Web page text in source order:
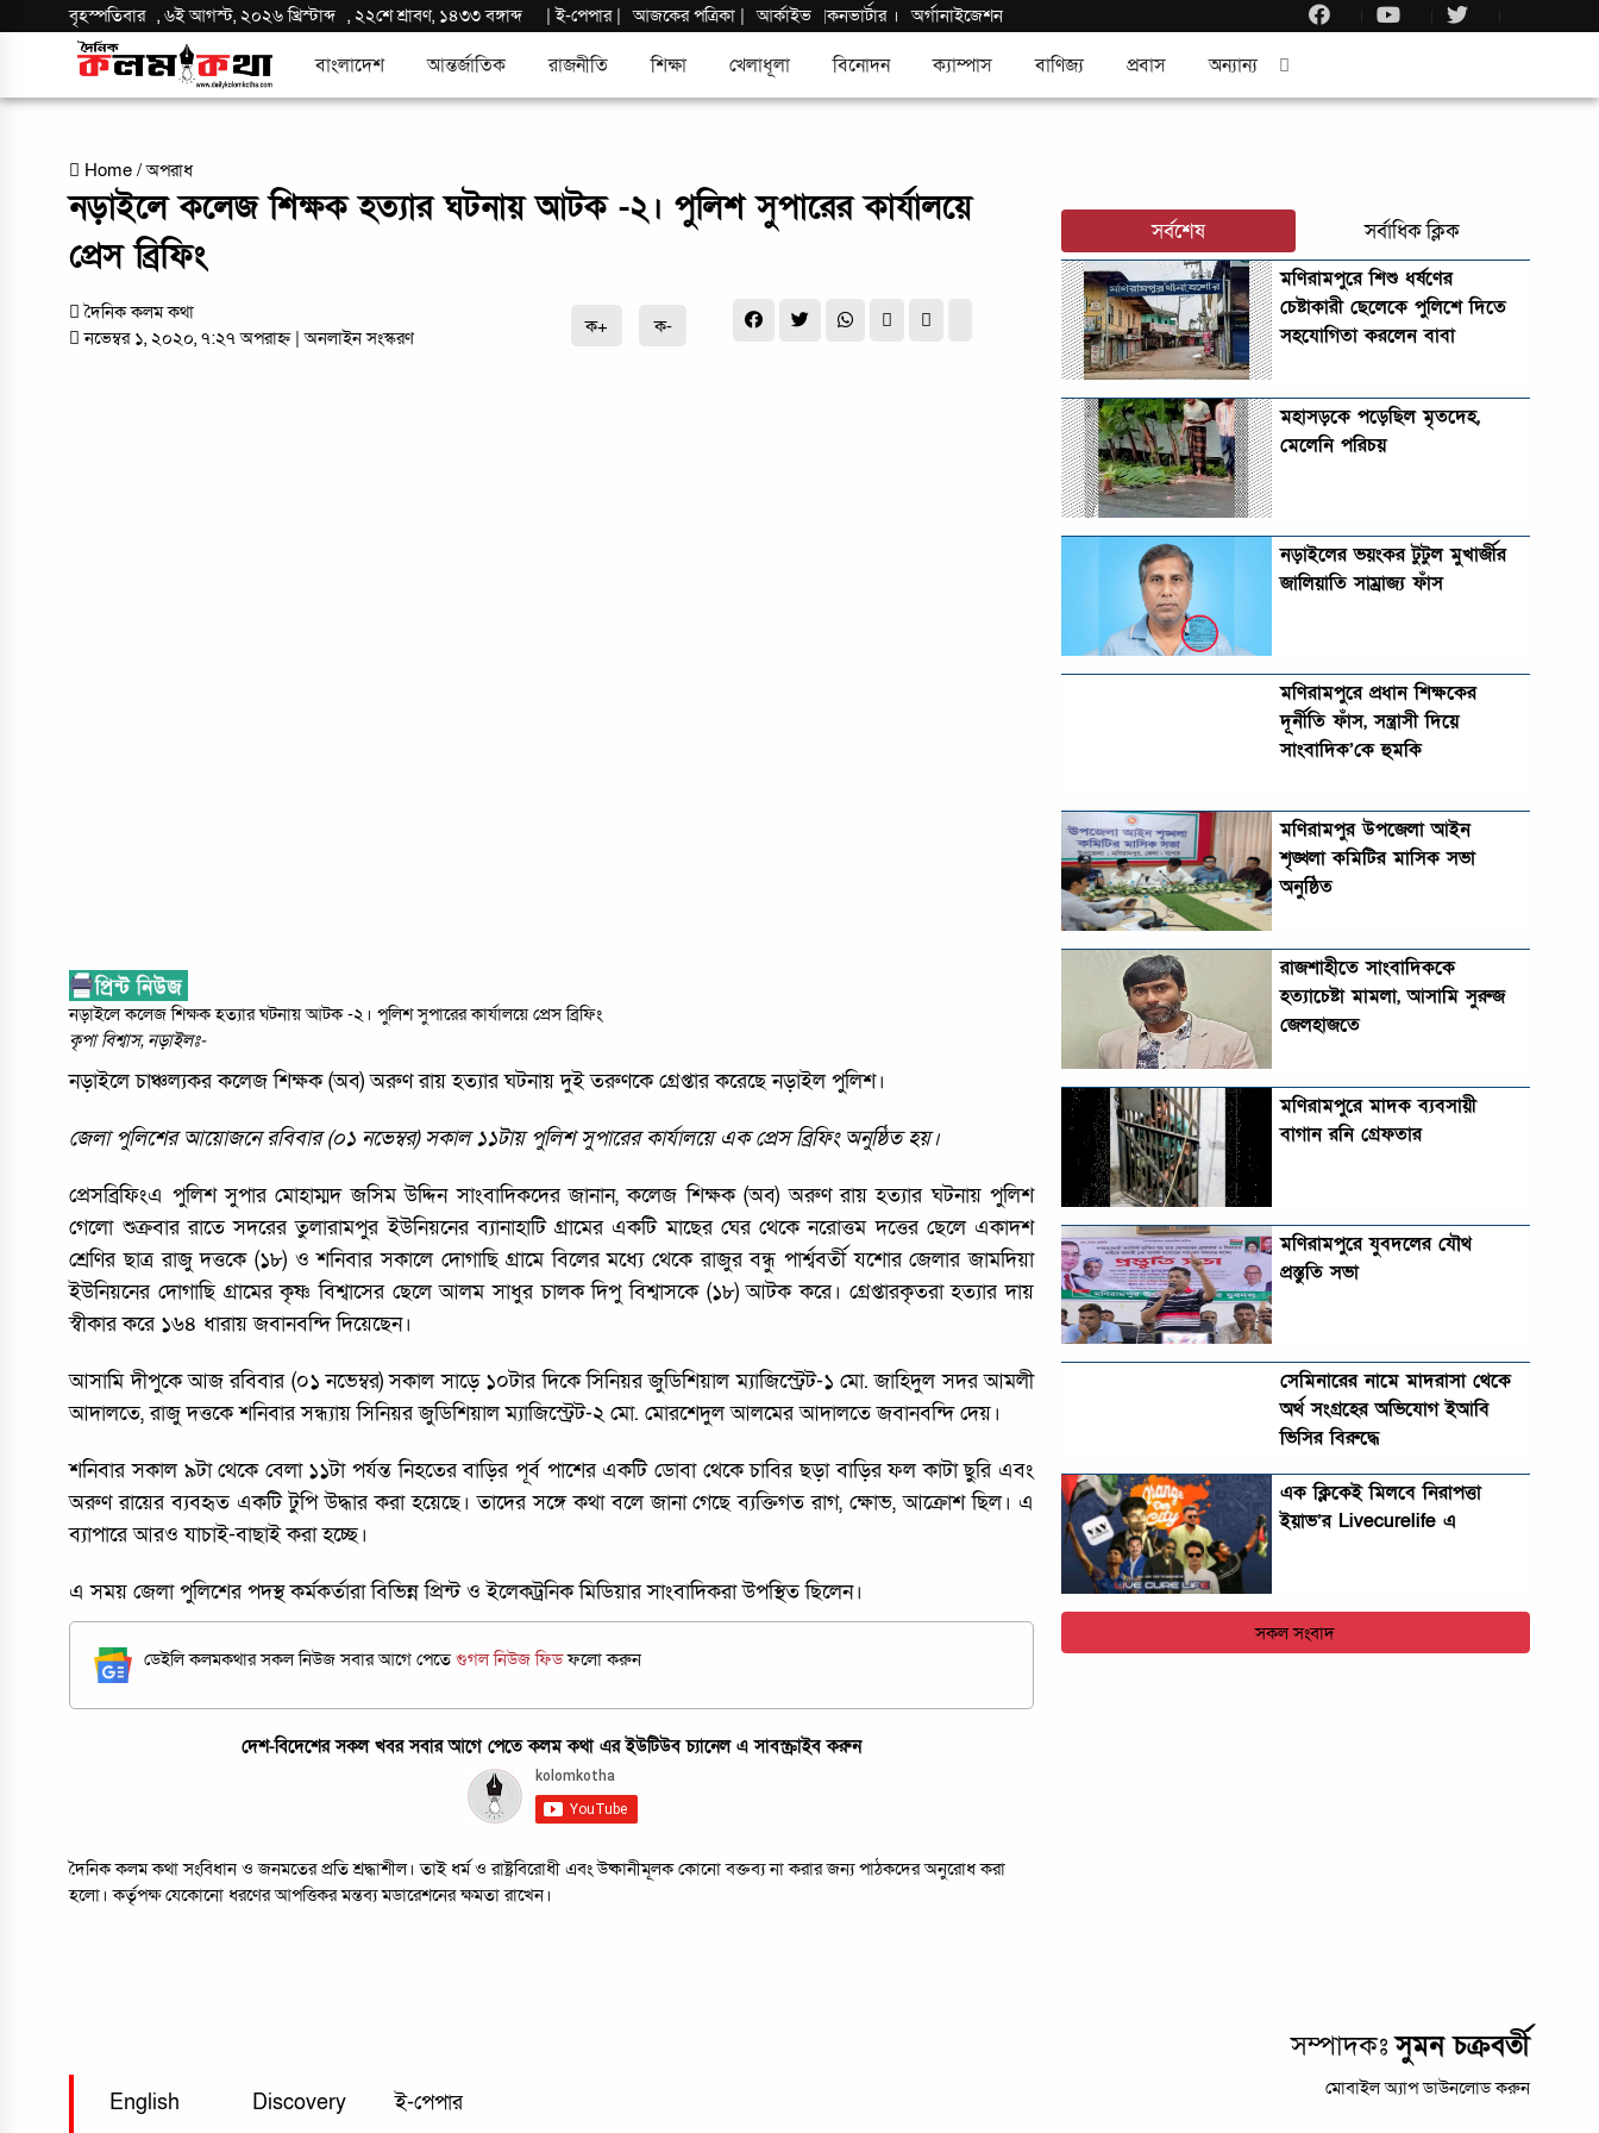
বৃহস্পতিবার ,৬ই আগস্ট, ২০২৬ খ্রিস্টাব্দ ,২২শে শ্রাবণ, ১৪৩৩ বঙ্গাব্দ |ই-পেপার| আজকের পত্রিকা | আর্কাইভ |কনভার্টার । অর্গানাইজেশন
বাংলাদেশ আন্তর্জাতিক রাজনীতি শিক্ষা খেলাধূলা বিনোদন ক্যাম্পাস বাণিজ্য প্রবাস অন্যান্য
Home /অপরাধ
নড়াইলে কলেজ শিক্ষক হত্যার ঘটনায় আটক -২। পুলিশ সুপারের কার্যালয়ে
প্রেস ব্রিফিং
দৈনিক কলম কথা
নভেম্বর ১, ২০২০, ৭:২৭ অপরাহ্ন | অনলাইন সংস্করণ
ক+ ক-
নড়াইলে কলেজ শিক্ষক হত্যার ঘটনায় আটক -২। পুলিশ সুপারের কার্যালয়ে প্রেস ব্রিফিং
কৃপা বিশ্বাস, নড়াইলঃ-
নড়াইলে চাঞ্চল্যকর কলেজ শিক্ষক (অব) অরুণ রায় হত্যার ঘটনায় দুই তরুণকে গ্রেপ্তার করেছে নড়াইল পুলিশ।
জেলা পুলিশের আয়োজনে রবিবার (০১ নভেম্বর) সকাল ১১টায় পুলিশ সুপারের কার্যালয়ে এক প্রেস ব্রিফিং অনুষ্ঠিত হয়।
প্রেসব্রিফিংএ পুলিশ সুপার মোহাম্মদ জসিম উদ্দিন সাংবাদিকদের জানান, কলেজ শিক্ষক (অব) অরুণ রায় হত্যার ঘটনায় পুলিশ
গেলো শুক্রবার রাতে সদরের তুলারামপুর ইউনিয়নের ব্যানাহাটি গ্রামের একটি মাছের ঘের থেকে নরোত্তম দত্তের ছেলে একাদশ
শ্রেণির ছাত্র রাজু দত্তকে (১৮) ও শনিবার সকালে দোগাছি গ্রামে বিলের মধ্যে থেকে রাজুর বন্ধু পার্শ্ববর্তী যশোর জেলার জামদিয়া
ইউনিয়নের দোগাছি গ্রামের কৃষ্ণ বিশ্বাসের ছেলে আলম সাধুর চালক দিপু বিশ্বাসকে (১৮) আটক করে। গ্রেপ্তারকৃতরা হত্যার দায়
স্বীকার করে ১৬৪ ধারায় জবানবন্দি দিয়েছেন।
আসামি দীপুকে আজ রবিবার (০১ নভেম্বর) সকাল সাড়ে ১০টার দিকে সিনিয়র জুডিশিয়াল ম্যাজিস্ট্রেট-১ মো. জাহিদুল সদর আমলী
আদালতে, রাজু দত্তকে শনিবার সন্ধ্যায় সিনিয়র জুডিশিয়াল ম্যাজিস্ট্রেট-২ মো. মোরশেদুল আলমের আদালতে জবানবন্দি দেয়।
শনিবার সকাল ৯টা থেকে বেলা ১১টা পর্যন্ত নিহতের বাড়ির পূর্ব পাশের একটি ডোবা থেকে চাবির ছড়া বাড়ির ফল কাটা ছুরি এবং
অরুণ রায়ের ব্যবহৃত একটি টুপি উদ্ধার করা হয়েছে। তাদের সঙ্গে কথা বলে জানা গেছে ব্যক্তিগত রাগ, ক্ষোভ, আক্রোশ ছিল। এ
ব্যাপারে আরও যাচাই-বাছাই করা হচ্ছে।
এ সময় জেলা পুলিশের পদস্থ কর্মকর্তারা বিভিন্ন প্রিন্ট ও ইলেকট্রনিক মিডিয়ার সাংবাদিকরা উপস্থিত ছিলেন।
ডেইলি কলমকথার সকল নিউজ সবার আগে পেতেগুগল নিউজ ফিডফলো করুন
দেশ-বিদেশের সকল খবর সবার আগে পেতে কলম কথা এর ইউটিউব চ্যানেল এ সাবস্ক্রাইব করুন
দৈনিক কলম কথা সংবিধান ও জনমতের প্রতি শ্রদ্ধাশীল। তাই ধর্ম ও রাষ্ট্রবিরোধী এবং উষ্কানীমূলক কোনো বক্তব্য না করার জন্য পাঠকদের অনুরোধ করা
হলো। কর্তৃপক্ষ যেকোনো ধরণের আপত্তিকর মন্তব্য মডারেশনের ক্ষমতা রাখেন।
সর্বশেষ সর্বাধিক ক্লিক
মণিরামপুরে শিশু ধর্ষণের
চেষ্টাকারী ছেলেকে পুলিশে দিতে
সহযোগিতা করলেন বাবা
মহাসড়কে পড়েছিল মৃতদেহ,
মেলেনি পরিচয়
নড়াইলের ভয়ংকর টুটুল মুখার্জীর
জালিয়াতি সাম্রাজ্য ফাঁস
মণিরামপুরে প্রধান শিক্ষকের
দূর্নীতি ফাঁস, সন্ত্রাসী দিয়ে
সাংবাদিক’কে হুমকি
মণিরামপুর উপজেলা আইন
শৃঙ্খলা কমিটির মাসিক সভা
অনুষ্ঠিত‎‎
রাজশাহীতে সাংবাদিককে
হত্যাচেষ্টা মামলা, আসামি সুরুজ
জেলহাজতে
মণিরামপুরে মাদক ব্যবসায়ী
বাগান রনি গ্রেফতার
মণিরামপুরে যুবদলের যৌথ
প্রস্তুতি সভা
সেমিনারের নামে মাদরাসা থেকে
অর্থ সংগ্রহের অভিযোগ ইআবি
ভিসির বিরুদ্ধে
এক ক্লিকেই মিলবে নিরাপত্তা
ইয়াভ’র Livecurelife এ
সকল সংবাদ
সম্পাদকঃসুমন চক্রবর্তী
English Discovery ই-পেপার
মোবাইল অ্যাপ ডাউনলোড করুন